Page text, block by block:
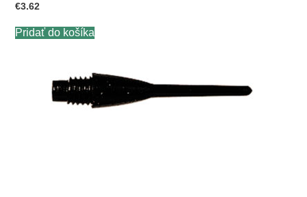
€3.62
Pridať do košíka